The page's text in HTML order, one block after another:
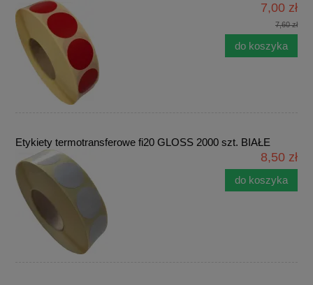
7,00 zł
7,60 zł
do koszyka
Etykiety termotransferowe fi20 GLOSS 2000 szt. BIAŁE
8,50 zł
do koszyka